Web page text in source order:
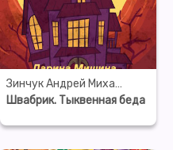
Зинчук Андрей Михайлович
Швабрик. Тыквенная беда